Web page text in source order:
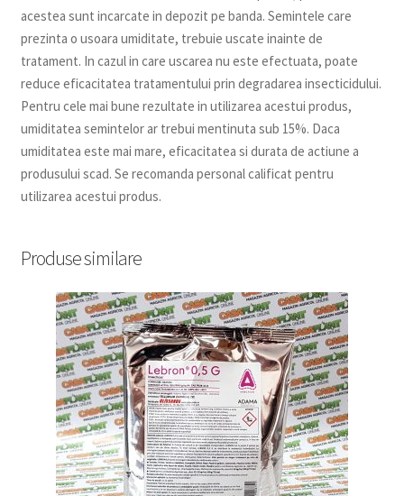
acestea sunt incarcate in depozit pe banda. Semintele care
prezinta o usoara umiditate, trebuie uscate inainte de
tratament. In cazul in care uscarea nu este efectuata, poate
reduce eficacitatea tratamentului prin degradarea insecticidului.
Pentru cele mai bune rezultate in utilizarea acestui produs,
umiditatea semintelor ar trebui mentinuta sub 15%. Daca
umiditatea este mai mare, eficacitatea si durata de actiune a
produsului scad. Se recomanda personal calificat pentru
utilizarea acestui produs.
Produse similare